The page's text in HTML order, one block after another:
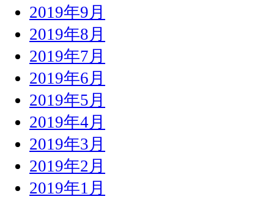
2019年9月
2019年8月
2019年7月
2019年6月
2019年5月
2019年4月
2019年3月
2019年2月
2019年1月